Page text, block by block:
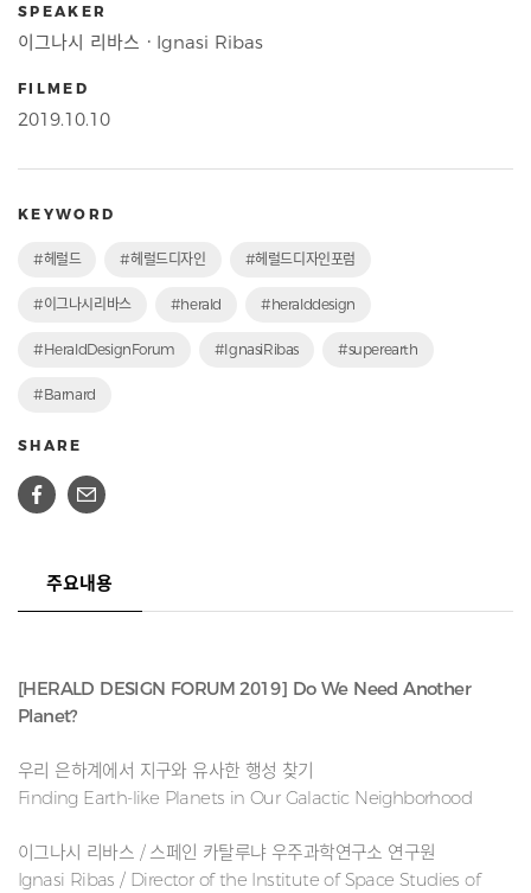
SPEAKER
이그나시 리바스ㆍIgnasi Ribas
FILMED
2019.10.10
KEYWORD
#헤럴드 #헤럴드디자인 #헤럴드디자인포럼
#이그나시리바스 #herald #heralddesign
#HeraldDesignForum #IgnasiRibas #superearth
#Barnard
SHARE
주요내용
[HERALD DESIGN FORUM 2019] Do We Need Another
Planet?
우리 은하계에서 지구와 유사한 행성 찾기
Finding Earth-like Planets in Our Galactic Neighborhood
이그나시 리바스 / 스페인 카탈루냐 우주과학연구소 연구원
Ignasi Ribas / Director of the Institute of Space Studies of